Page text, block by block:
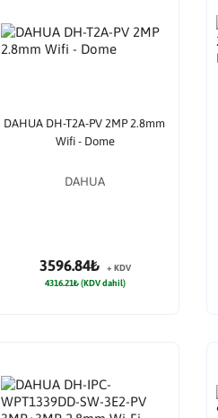
DAHUA DH-T2A-PV 2MP 2.8mm
Wifi - Dome
DAHUA
3596.84₺
+ KDV
4316.21₺ (KDV dahil)